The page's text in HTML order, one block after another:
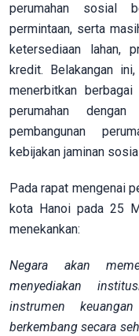
perumahan sosial
permintaan, serta
ketersediaan lahan,
kredit. Belakangan
menerbitkan
perumahan
pembangunan
kebijakan jaminan
Pada rapat mengenai
kota Hanoi pada 25
menekankan:
Negara akan
menyediakan
instrumen
berkembang secara